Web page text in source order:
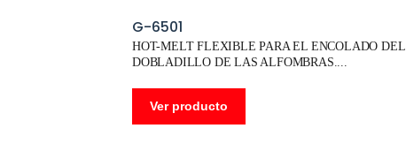
G-6501
HOT-MELT FLEXIBLE PARA EL ENCOLADO DEL
DOBLADILLO DE LAS ALFOMBRAS.
Ver producto